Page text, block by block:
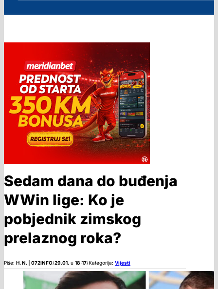
Sedam dana do buđenja
WWin lige: Ko je
pobjednik zimskog
prelaznog roka?
Piše: H. N. | 072INFO/29.01. u 18:17/Kategorija: Vijesti